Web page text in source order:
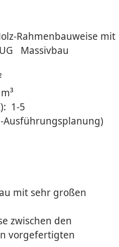
Rahmenbauweise mit
Massivbau
1-5
mit sehr großen
zwischen den
vorgefertigten